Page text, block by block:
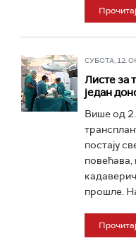
Прочитај
СУБОТА, 12.
Листе за
један
Више од
постају
повећава,
прошле.
Прочитај